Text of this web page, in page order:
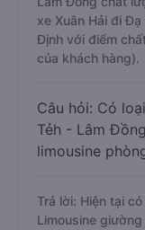
xe Xuân Hải đi
Định với điểm
của khách hàng).
Câu hỏi: Có
Tẻh - Lâm
limousine
Trả lời: Hiện tại
Limousine